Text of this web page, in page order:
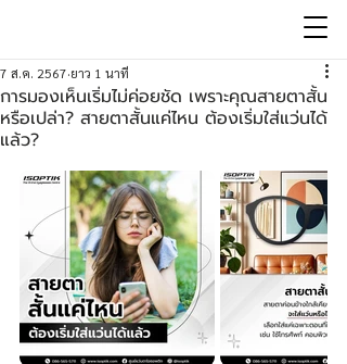
การมองเห็นเริ่มไม่ค่อยชัด เพราะคุณสายตาสั้น
หรือเปล่า? สายตาสั้นแค่ไหน ต้องเริ่มใส่แว่นได้
แล้ว?
7 ส.ค. 2567 ยาว 1 นาที